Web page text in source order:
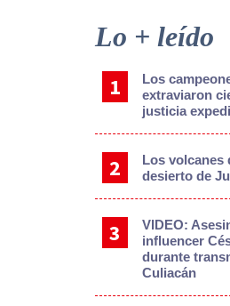
Sidebar
Lo + leído
Los
extraviaron
justicia
Los volcanes
desierto de
VIDEO:
influencer
durante
Culiacán